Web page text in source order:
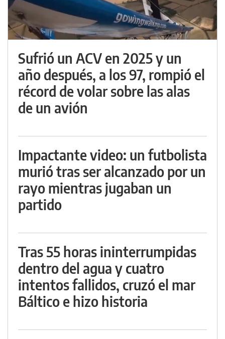
Sufrió un ACV en 2025 y un
año después, a los 97, rompió el
récord de volar sobre las alas
de un avión
Impactante video: un futbolista
murió tras ser alcanzado por un
rayo mientras jugaban un
partido
Tras 55 horas ininterrumpidas
dentro del agua y cuatro
intentos fallidos, cruzó el mar
Báltico e hizo historia